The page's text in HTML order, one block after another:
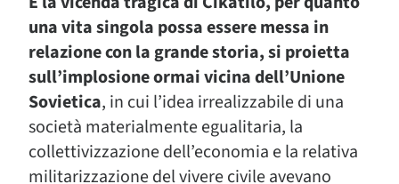
una vita singola possa essere messa in
relazione con la grande storia, si proietta
sull’implosione ormai vicina dell’Unione
Sovietica, in cui l’idea irrealizzabile di una
società materialmente egualitaria, la
collettivizzazione dell’economia e la relativa
militarizzazione del vivere civile avevano